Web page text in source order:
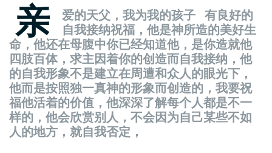
亲 爱的天父，我为我的孩子
有良好的
自我接纳祝福，他是神所造的美好生
命，他还在母腹中你已经知道他，是你造就他
四肢百体，求主因着你的创造而自我接纳 ，他
的自我形象不是建立在周遭和众人的眼光下，
他而是按照独一真神的形象而创造的，我要祝
福他活着的价值 ，他深深了解每个人都是不一
样的，他会欣赏别人，不会因为自己某些不如
人的地方，就自我否定，